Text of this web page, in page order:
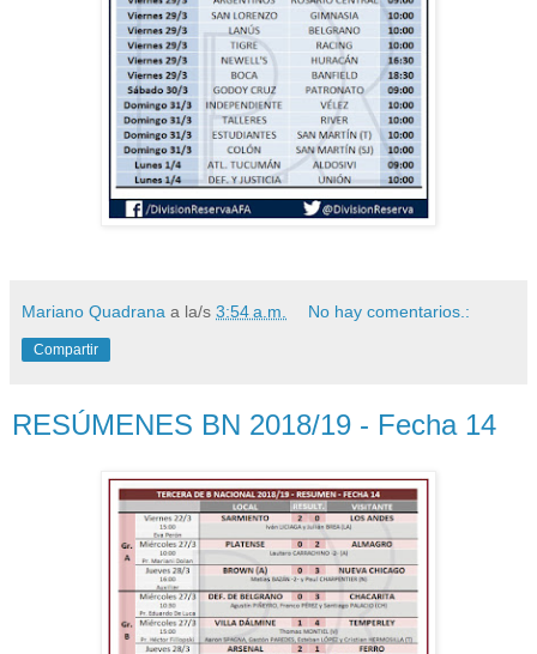
Mariano Quadrana a la/s 3:54 a.m. No hay comentarios.:
Compartir
RESÚMENES BN 2018/19 - Fecha 14